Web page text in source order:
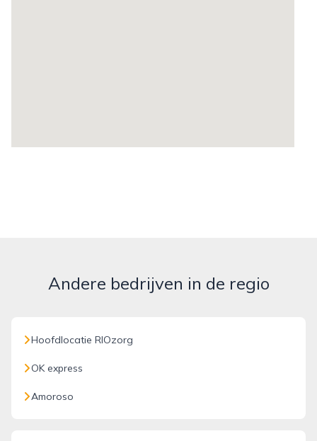
Andere bedrijven in de regio
Hoofdlocatie RIOzorg
OK express
Amoroso